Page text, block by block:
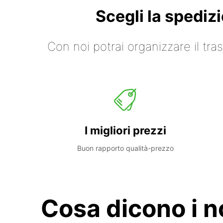
Scegli la
Con noi potrai organizzare il
I migliori prezzi
Buon rapporto qualità-prezzo
Cosa dicono i